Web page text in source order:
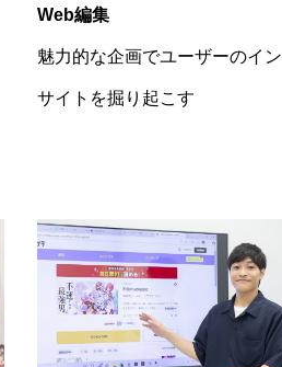
Web編集
魅力的な企画でユーザーのイン
サイトを掘り起こす